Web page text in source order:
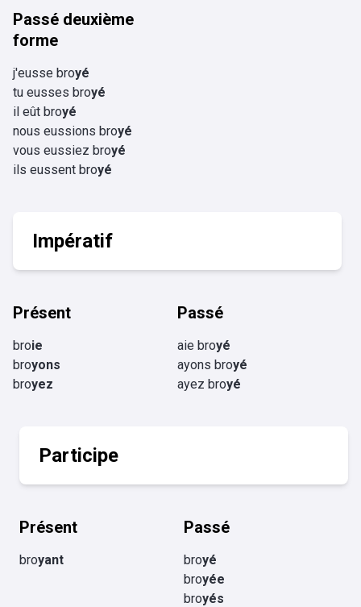
Passé deuxième
forme
j'eusse broyé
tu eusses broyé
il eût broyé
nous eussions broyé
vous eussiez broyé
ils eussent broyé
Impératif
Présent
broie
broyons
broyez
Passé
aie broyé
ayons broyé
ayez broyé
Participe
Présent
broyant
Passé
broyé
broyée
broyés